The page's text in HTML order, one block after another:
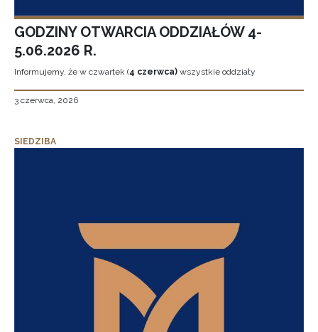
GODZINY OTWARCIA ODDZIAŁÓW 4-
5.06.2026 R.
Informujemy, że w czwartek (4 czerwca) wszystkie oddziały
3 czerwca, 2026
SIEDZIBA